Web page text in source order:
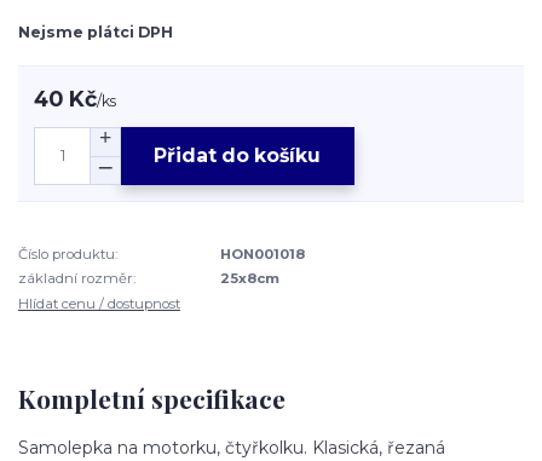
Nejsme plátci DPH
40 Kč/ks
Přidat do košíku
Číslo produktu:
HON001018
základní rozměr:
25x8cm
Hlídat cenu / dostupnost
Kompletní specifikace
Samolepka na motorku, čtyřkolku. Klasická, řezaná